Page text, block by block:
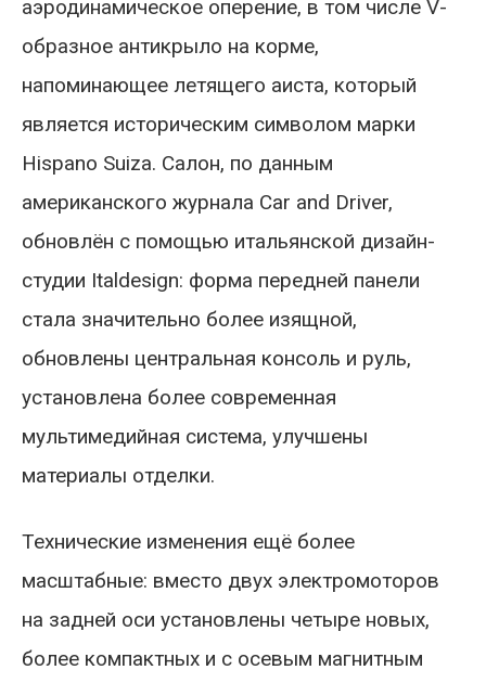
аэродинамическое оперение, в том числе V-
образное антикрыло на корме,
напоминающее летящего аиста, который
является историческим символом марки
Hispano Suiza. Салон, по данным
американского журнала Car and Driver,
обновлён с помощью итальянской дизайн-
студии Italdesign: форма передней панели
стала значительно более изящной,
обновлены центральная консоль и руль,
установлена более современная
мультимедийная система, улучшены
материалы отделки.
Технические изменения ещё более
масштабные: вместо двух электромоторов
на задней оси установлены четыре новых,
более компактных и с осевым магнитным